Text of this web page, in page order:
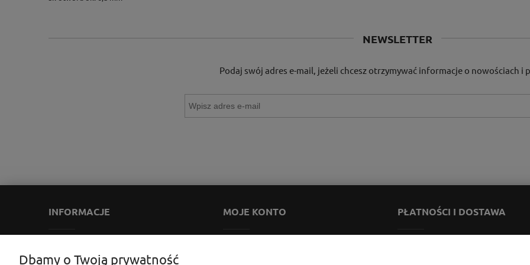
NEWSLETTER
Podaj swój adres e-mail, jeżeli chcesz otrzymywać informacje o nowościach i
INFORMACJE MOJE KONTO PŁATNOŚCI I DOSTAWA
Dbamy o Twoją prywatność